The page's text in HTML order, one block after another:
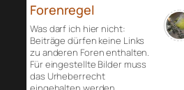
Forenregel
Was darf ich hier nicht:
Beiträge dürfen keine Links
zu anderen Foren enthalten.
Für eingestellte Bilder muss
das Urheberrecht